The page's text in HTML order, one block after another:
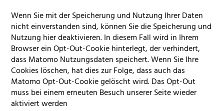
Wenn Sie mit der Speicherung und Nutzung Ihrer Daten
nicht einverstanden sind, können Sie die Speicherung und
Nutzung hier deaktivieren. In diesem Fall wird in Ihrem
Browser ein Opt-Out-Cookie hinterlegt, der verhindert,
dass Matomo Nutzungsdaten speichert. Wenn Sie Ihre
Cookies löschen, hat dies zur Folge, dass auch das
Matomo Opt-Out-Cookie gelöscht wird. Das Opt-Out
muss bei einem erneuten Besuch unserer Seite wieder
aktiviert werden